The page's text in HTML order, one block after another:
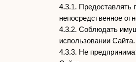
4.3.1. Предоставлять
непосредственное
4.3.2. Соблюдать
использовании Сайта.
4.3.3. Не